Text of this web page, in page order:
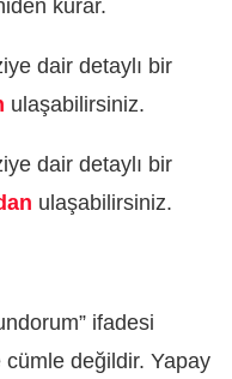
kurar.
dair detaylı bir
ulaşabilirsiniz.
dair detaylı bir
ulaşabilirsiniz.
ifadesi
değildir. Yapay